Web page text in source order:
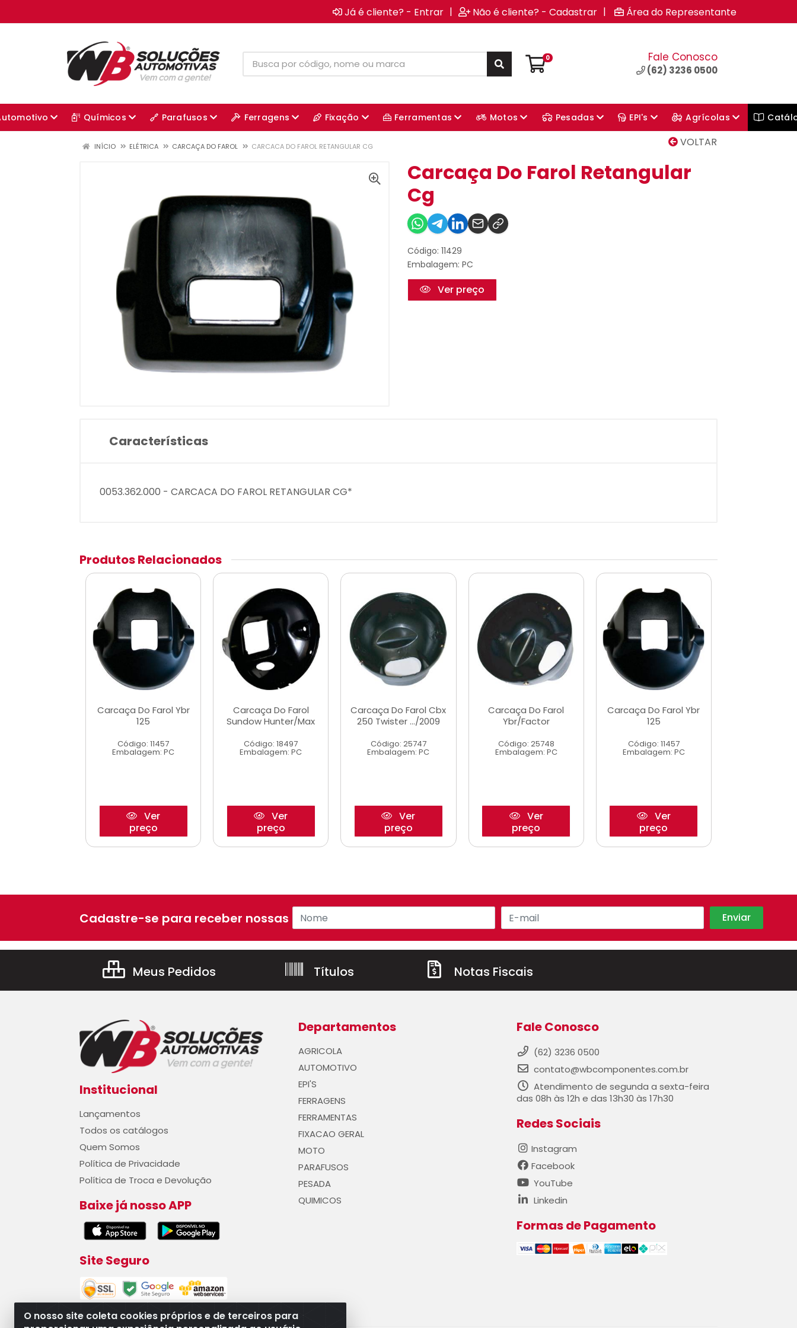
Já é cliente? - Entrar | Não é cliente? - Cadastrar | Área do Representante
0 Fale Conosco
(62) 3236 0500
Químicos Parafusos Ferragens Fixação Ferramentas Motos Pesadas EPI's Agrícolas
VOLTAR
INÍCIO ELÉTRICA CARCAÇA DO FAROL CARCACA DO FAROL RETANGULAR CG
Carcaça Do Farol Retangular
Cg
Código: 11429
Embalagem: PC
Ver preço
Características
0053.362.000 - CARCACA DO FAROL RETANGULAR CG*
Produtos Relacionados
Carcaça Do Farol Ybr
125
Código: 11457
Embalagem: PC
Ver
preço
Carcaça Do Farol
Sundow Hunter/Max
Código: 18497
Embalagem: PC
Ver
preço
Carcaça Do Farol Cbx
250 Twister .../2009
Código: 25747
Embalagem: PC
Ver
preço
Carcaça Do Farol
Ybr/Factor
Código: 25748
Embalagem: PC
Ver
preço
Carcaça Do Farol Ybr
125
Código: 11457
Embalagem: PC
Ver
preço
O nosso site coleta cookies próprios e de terceiros para
Cadastre-se para receber nossas ofertas!
Meus Pedidos Títulos Notas Fiscais
Institucional
Lançamentos
Todos os catálogos
Quem Somos
Política de Privacidade
Política de Troca e Devolução
Baixe já nosso APP
Site Seguro
Departamentos
AGRICOLA
AUTOMOTIVO
EPI'S
FERRAGENS
FERRAMENTAS
FIXACAO GERAL
MOTO
PARAFUSOS
PESADA
QUIMICOS
Fale Conosco
(62) 3236 0500
contato@wbcomponentes.com.br
Atendimento de segunda a sexta-feira
das 08h às 12h e das 13h30 às 17h30
Redes Sociais
Instagram
Facebook
YouTube
Linkedin
Formas de Pagamento